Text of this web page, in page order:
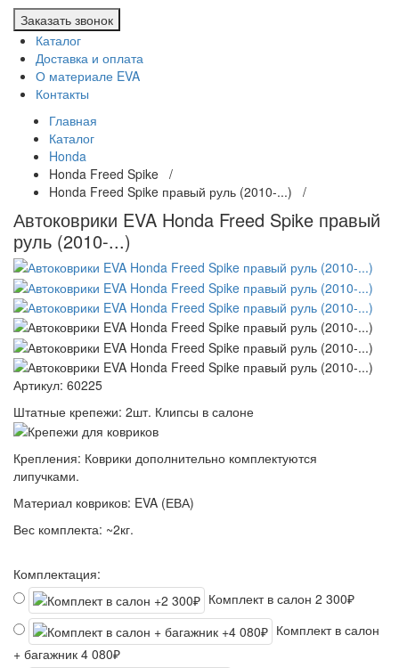
Заказать звонок
Каталог
Доставка и оплата
О материале EVA
Контакты
Главная
Каталог
Honda
Honda Freed Spike /
Honda Freed Spike правый руль (2010-...) /
Автоковрики EVA Honda Freed Spike правый
руль (2010-...)
Артикул: 60225
Штатные крепежи: 2шт. Клипсы в салоне
Крепления: Коврики дополнительно комплектуются
липучками.
Материал ковриков: EVA (ЕВА)
Вес комплекта: ~2кг.
Комплектация:
Комплект в салон 2 300₽
Комплект в салон
+ багажник 4 080₽